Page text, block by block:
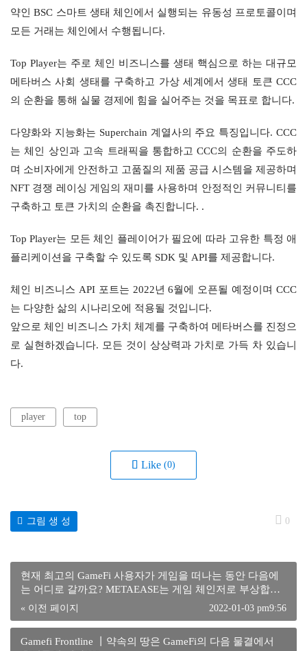
약인 BSC 스마트 생태 체인에서 실행되는 유동성 프로토콜이며
모든 거래는 체인에서 수행됩니다.
Top Player는 주로 체인 비즈니스를 생태 핵심으로 하는 대규모
메타버스 사회 생태를 구축하고 가상 세계에서 생태 토큰 CCC
의 순환을 통해 실물 경제에 힘을 실어주는 것을 목표로 합니다.
다양화와 지능화는 Superchain 계열사의 주요 특징입니다. CCC
는 체인 상인과 고속 트래픽을 통합하고 CCC의 순환을 주도하
며 소비자에게 안전하고 고품질의 제품 공급 시스템을 제공하며
NFT 경쟁 레이싱 게임의 재미를 사용하며 안정적인 커뮤니티를
구축하고 토큰 가치의 순환을 촉진합니다. .
Top Player는 모든 체인 플레이어가 필요에 따라 고유한 특정 애
플리케이션을 구축할 수 있도록 SDK 및 API를 제공합니다.
체인 비즈니스 API 포트는 2022년 6월에 오픈될 예정이며 CCC
는 다양한 삶의 시나리오에 적용될 것입니다.
앞으로 체인 비즈니스 가치 체계를 구축하여 메타버스를 진정으
로 실현하겠습니다. 모든 것이 상상력과 가치로 가득 차 있습니
다.
player top
Like (0)
0
그림 생 성
현재 최고의 GameFi 사용자가 게임을 떠나는 동안 다음에
는 어디로 갈까요? METAEASE는 게임 체인저로 부상합니
다!
« 이전 페이지 2022-01-03 pm9:56
Gamefi Frontline 丨약속의 땅은 GameFi의 다음 물결에서